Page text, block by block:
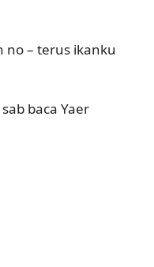
no – terus ikanku
baca Yaer